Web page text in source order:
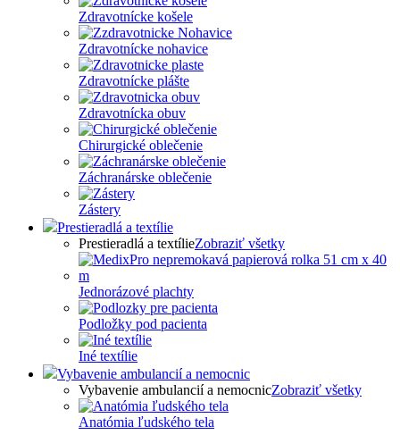
Zdravotnícke košele
Zdravotnícke nohavice
Zdravotnícke plášte
Zdravotnícka obuv
Chirurgické oblečenie
Záchranárske oblečenie
Zástery
Prestieradlá a textílie
Prestieradlá a textílieZobraziť všetky
Jednorázové plachty
Podložky pod pacienta
Iné textílie
Vybavenie ambulancií a nemocnic
Vybavenie ambulancií a nemocnicZobraziť všetky
Anatómia ľudského tela